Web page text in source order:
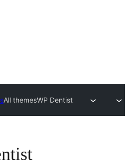
All themesWP Dentist